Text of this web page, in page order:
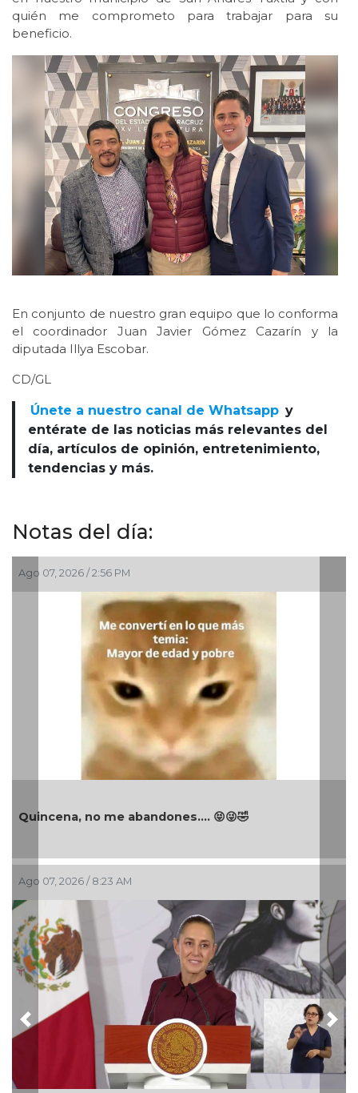
quién me comprometo para trabajar para su
beneficio.
En conjunto de nuestro gran equipo que lo conforma
el coordinador Juan Javier Gómez Cazarín y la
diputada Illya Escobar.
CD/GL
Únete a nuestro canal de Whatsapp y
entérate de las noticias más relevantes del
día, artículos de opinión, entretenimiento,
tendencias y más.
Notas del día:
Ago 07, 2026 / 2:56 PM
Quincena, no me abandones.... 😝😜🤣
Ago 07, 2026 / 8:23 AM
Previous